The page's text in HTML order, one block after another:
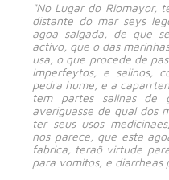
"No Lugar do Riomayor,
distante do mar seys
agoa salgada, de que
activo, que o das
usa, o que procede de
imperfeytos, e salinos,
pedra hume, e a
tem partes salinas de
averiguasse de qual dos
ter seus usos
nos parece, que esta
fabrica, teraõ virtude
para vomitos, e diarrheas